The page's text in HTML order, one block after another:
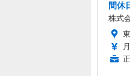
間休
株式